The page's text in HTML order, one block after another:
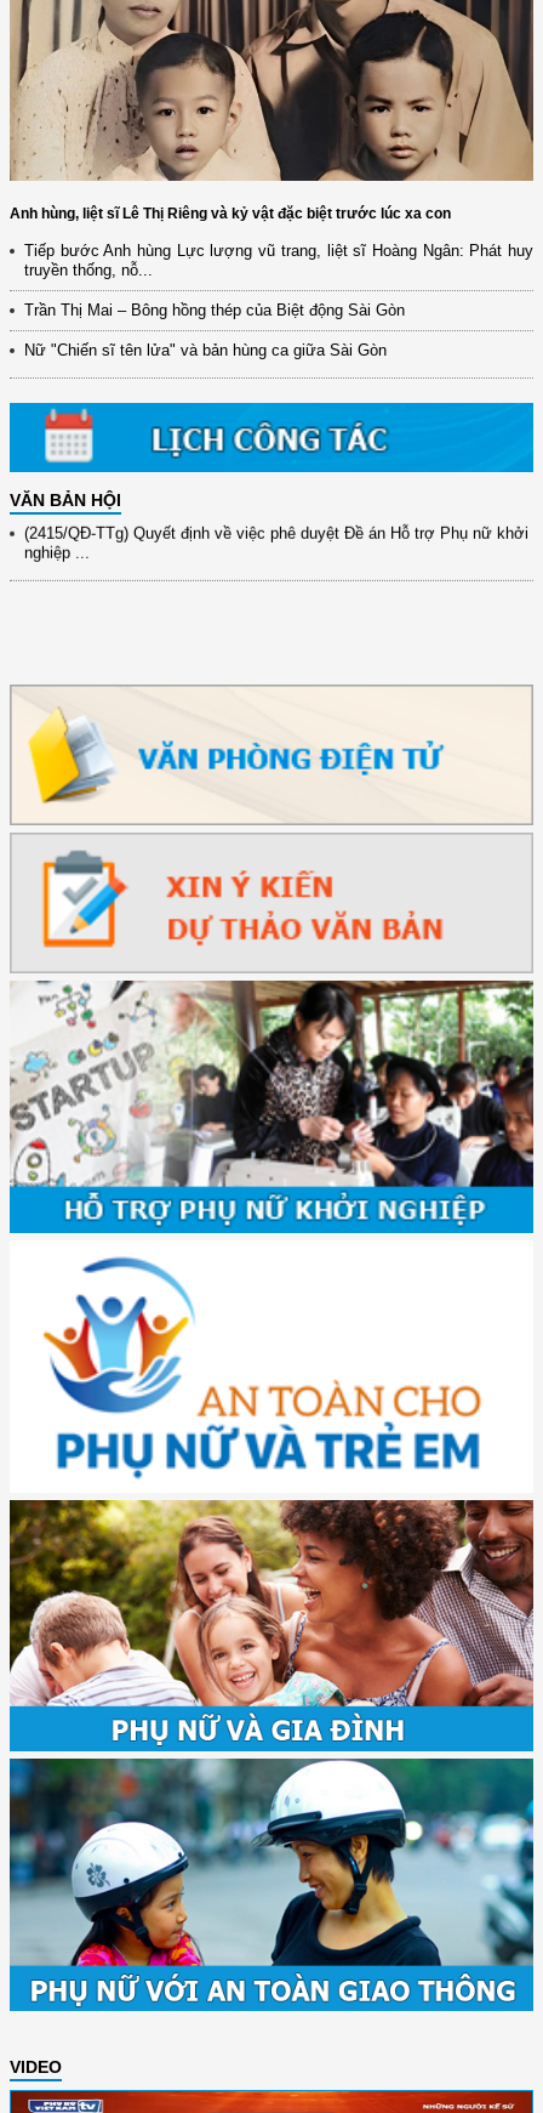
Anh hùng, liệt sĩ Lê Thị Riêng và kỷ vật đặc biệt trước lúc xa con
Tiếp bước Anh hùng Lực lượng vũ trang, liệt sĩ Hoàng Ngân: Phát huy
truyền thống, nỗ...
Trần Thị Mai – Bông hồng thép của Biệt động Sài Gòn
Nữ "Chiến sĩ tên lửa" và bản hùng ca giữa Sài Gòn
VĂN BẢN HỘI
(12/TB-HĐKH) V/v đăng ký, đề xuất nhiệm vụ Khoa học, công nghệ và
đổi mới ...
(898/KH/ĐCT) Kế hoạch thực hiện Quyết định số 2415/QĐ-TTg ngày
31/10/2025 ...
xây dựng ...
(891/KH-ĐCT) Kế hoạch thực hiện Nghị quyết số 72-NQ/TW ngày
9/9/2025 của Bộ ...
(2415/QĐ-TTg) Quyết định về việc phê duyệt Đề án Hỗ trợ Phụ nữ khởi
nghiệp ...
VIDEO